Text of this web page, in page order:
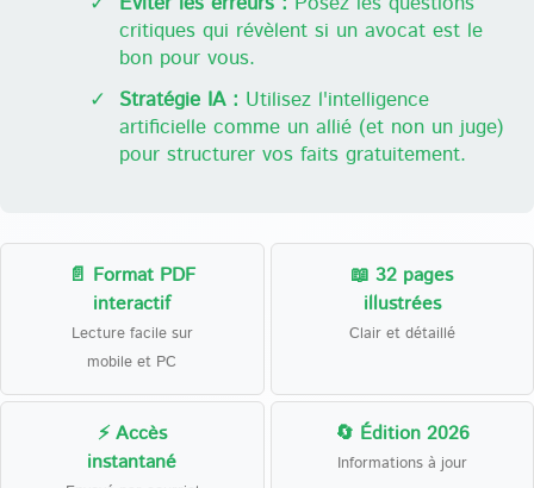
critiques qui révèlent si un avocat est le
bon pour vous.
✓ Stratégie IA : Utilisez l'intelligence
artificielle comme un allié (et non un juge)
pour structurer vos faits gratuitement.
📄 Format PDF
interactif
Lecture facile sur
mobile et PC
📖 32 pages
illustrées
Clair et détaillé
⚡ Accès
instantané
🔄 Édition 2026
Informations à jour